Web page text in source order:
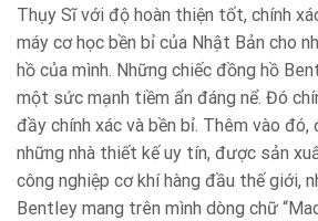
Thụy Sĩ với độ hoàn thiện tốt, chính
máy cơ học bền bỉ của Nhật Bản cho
hồ của mình. Những chiếc đồng hồ
một sức mạnh tiềm ẩn đáng nể. Đó
đầy chính xác và bền bỉ. Thêm vào
những nhà thiết kế uy tín, được sản
công nghiệp cơ khí hàng đầu thế giới,
Bentley mang trên mình dòng chữ